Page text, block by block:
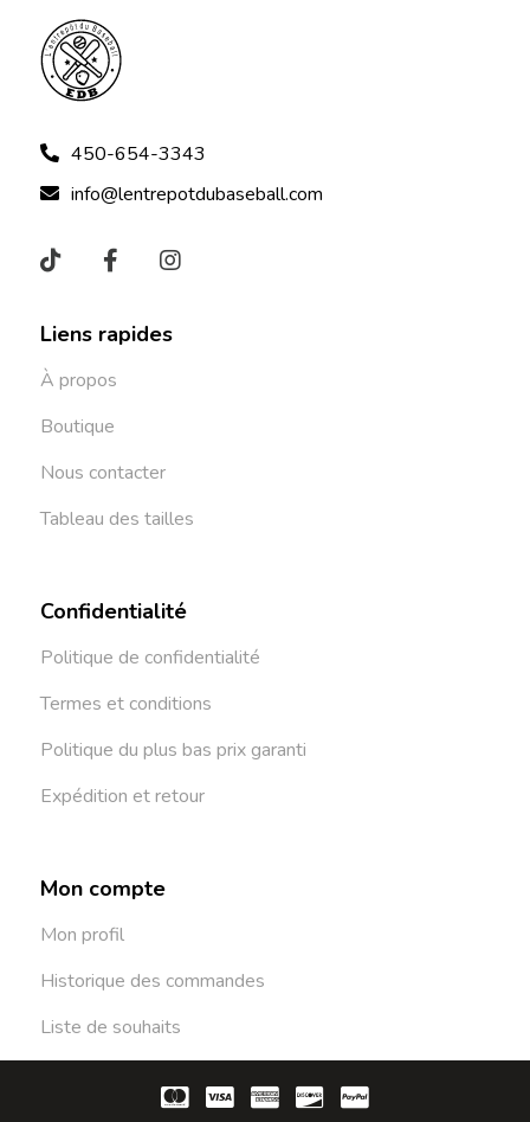
450-654-3343
info@lentrepotdubaseball.com
Liens rapides
À propos
Boutique
Nous contacter
Tableau des tailles
Confidentialité
Politique de confidentialité
Termes et conditions
Politique du plus bas prix garanti
Expédition et retour
Mon compte
Mon profil
Historique des commandes
Liste de souhaits